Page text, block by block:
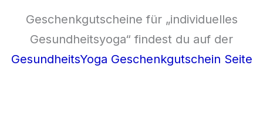
Geschenkgutscheine für „individuelles
Gesundheitsyoga“ findest du auf der
GesundheitsYoga Geschenkgutschein Seite